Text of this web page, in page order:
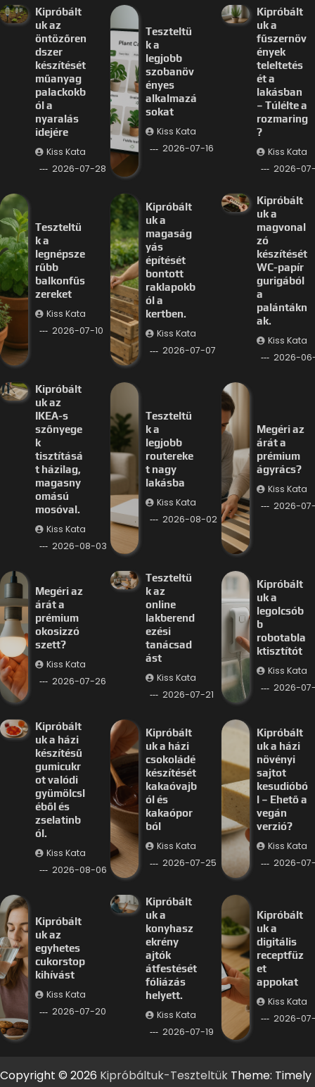
Kipróbált
uk az
öntözőren
dszer
készítését
műanyag
palackokb
ól a
nyaralás
idejére
Kiss Kata
2026-07-28
Teszteltü
k a
legjobb
szobanöv
ényes
alkalmazá
sokat
Kiss Kata
2026-07-16
Kipróbált
uk a
fűszernöv
ények
teleltetés
ét a
lakásban
– Túlélte a
rozmaring
?
Kiss Kata
2026-
Teszteltü
k a
legnépsze
rűbb
balkonfűs
zereket
Kiss Kata
2026-07-10
Kipróbált
uk a
magaság
yás
építését
bontott
raklapokb
ól a
kertben.
Kiss Kata
2026-07-07
Kipróbált
uk a
magvonal
zó
készítését
WC-papír
gurigából
a
palántákn
ak.
Kiss Kata
2026-
Kipróbált
uk az
IKEA-s
szőnyege
k
tisztításá
t házilag,
magasny
omású
mosóval.
Kiss Kata
2026-08-03
Teszteltü
k a
legjobb
routereke
t nagy
lakásba
Kiss Kata
2026-08-02
Megéri az
árát a
prémium
ágyrács?
Kiss Kata
2026-
Megéri az
árát a
prémium
okosizzó
szett?
Kiss Kata
2026-07-26
Teszteltü
k az
online
lakberend
ezési
tanácsad
ást
Kiss Kata
2026-07-21
Kipróbált
uk a
legolcsób
b
robotabla
ktisztítót
Kiss Kata
2026-
Kipróbált
uk a házi
készítésű
gumicukr
ot valódi
gyümölcsl
éből és
zselatinb
ól.
Kiss Kata
2026-08-06
Kipróbált
uk a házi
csokoládé
készítését
kakaóvajb
ól és
kakaópor
ból
Kiss Kata
2026-07-25
Kipróbált
uk a házi
növényi
sajtot
kesudióbó
l – Ehető a
vegán
verzió?
Kiss Kata
2026-
Kipróbált
uk az
egyhetes
cukorstop
kihívást
Kiss Kata
2026-07-20
Kipróbált
uk a
konyhasz
ekrény
ajtók
átfestését
fóliázás
helyett.
Kiss Kata
2026-07-19
Kipróbált
uk a
digitális
receptfüz
et
appokat
Kiss Kata
2026-
Copyright © 2026 Kipróbáltuk-Teszteltük Theme: Timely